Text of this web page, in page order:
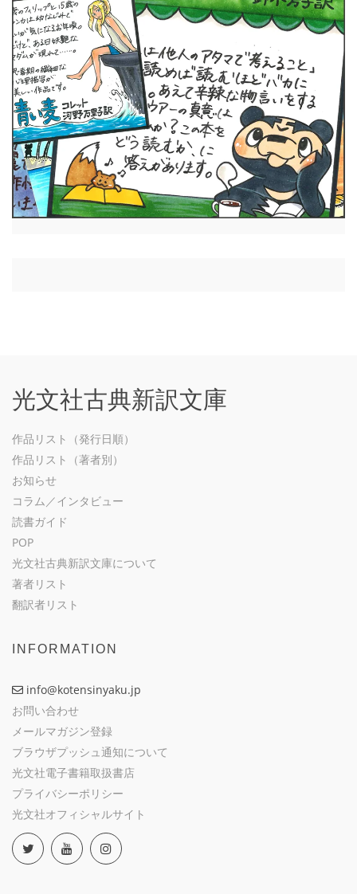
光文社古典新訳文庫
作品リスト（発行日順）
作品リスト（著者別）
お知らせ
コラム／インタビュー
読書ガイド
POP
光文社古典新訳文庫について
著者リスト
翻訳者リスト
INFORMATION
info@kotensinyaku.jp
お問い合わせ
メールマガジン登録
ブラウザプッシュ通知について
光文社電子書籍取扱書店
プライバシーポリシー
光文社オフィシャルサイト